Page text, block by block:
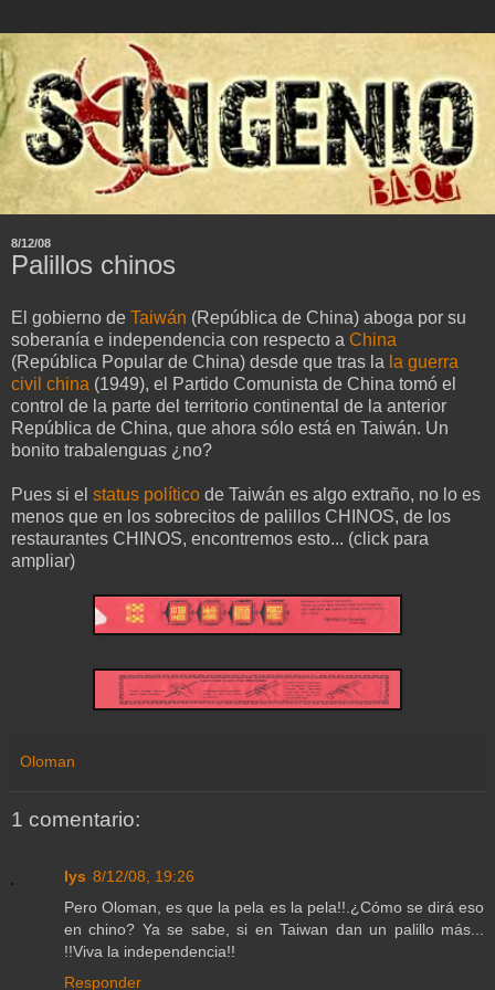
8/12/08
Palillos chinos
El gobierno de Taiwán (República de China) aboga por su
soberanía e independencia con respecto a China
(República Popular de China) desde que tras la la guerra
civil china (1949), el Partido Comunista de China tomó el
control de la parte del territorio continental de la anterior
República de China, que ahora sólo está en Taiwán. Un
bonito trabalenguas ¿no?
Pues si el status político de Taiwán es algo extraño, no lo es
menos que en los sobrecitos de palillos CHINOS, de los
restaurantes CHINOS, encontremos esto... (click para
ampliar)
Oloman
1 comentario:
lys 8/12/08, 19:26
Pero Oloman, es que la pela es la pela!!.¿Cómo se dirá eso
en chino? Ya se sabe, si en Taiwan dan un palillo más...
!!Viva la independencia!!
Responder